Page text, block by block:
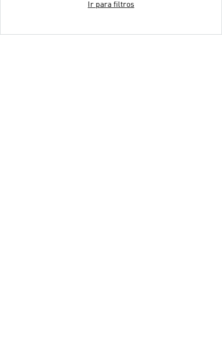
Ir para filtros